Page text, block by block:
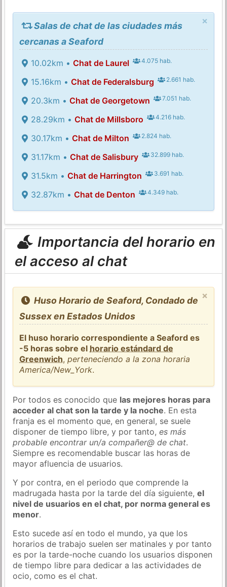
×
Salas de chat de las ciudades más
cercanas a Seaford
10.02km • Chat de Laurel 4.075 hab.
15.16km • Chat de Federalsburg 2.661 hab.
20.3km • Chat de Georgetown 7.051 hab.
28.29km • Chat de Millsboro 4.216 hab.
30.17km • Chat de Milton 2.824 hab.
31.17km • Chat de Salisbury 32.899 hab.
31.5km • Chat de Harrington 3.691 hab.
32.87km • Chat de Denton 4.349 hab.
Importancia del horario en
el acceso al chat
×
Huso Horario de Seaford, Condado de
Sussex en Estados Unidos
El huso horario correspondiente a Seaford es
-5 horas sobre el horario estándard de
Greenwich,perteneciendo a la zona horaria
America/New_York.
Por todos es conocido que las mejores horas para
acceder al chat son la tarde y la noche. En esta
franja es el momento que, en general, se suele
disponer de tiempo libre, y por tanto,es más
probable encontrar un/a compañer@ de chat.
Siempre es recomendable buscar las horas de
mayor afluencia de usuarios.
Y por contra, en el periodo que comprende la
madrugada hasta por la tarde del día siguiente,el
nivel de usuarios en el chat, por norma general es
menor.
Esto sucede así en todo el mundo, ya que los
horarios de trabajo suelen ser matinales y por tanto
es por la tarde-noche cuando los usuarios disponen
de tiempo libre para dedicar a las actividades de
ocio, como es el chat.